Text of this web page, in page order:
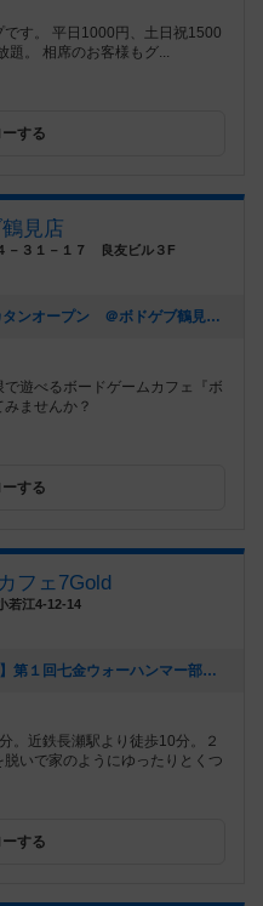
す。 平日1000円、土日祝1500
題。 相席のお客様もグ...
する
見店
－３１－１７ 良友ビル３F
[NEW] GPゲームズ様公認！ 2024カタンオープン ＠ボドゲブ鶴見店（2024年03月17日 18時37分）
遊べるボードゲームカフェ『ボ
ませんか？
する
フェ7Gold
若江4-12-14
[NEW] 【2023/12/17（日）13：00～】第１回七金ウォーハンマー部（2023年12月06日 16時25分）
。近鉄長瀬駅より徒歩10分。２
いで家のようにゆったりとくつ
する